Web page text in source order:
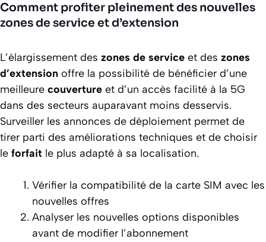
Comment profiter pleinement des nouvelles
zones de service et d’extension
L’élargissement des zones de service et des zones
d’extension offre la possibilité de bénéficier d’une
meilleure couverture et d’un accès facilité à la 5G
dans des secteurs auparavant moins desservis.
Surveiller les annonces de déploiement permet de
tirer parti des améliorations techniques et de choisir
le forfait le plus adapté à sa localisation.
Vérifier la compatibilité de la carte SIM avec les
nouvelles offres
Analyser les nouvelles options disponibles
avant de modifier l’abonnement